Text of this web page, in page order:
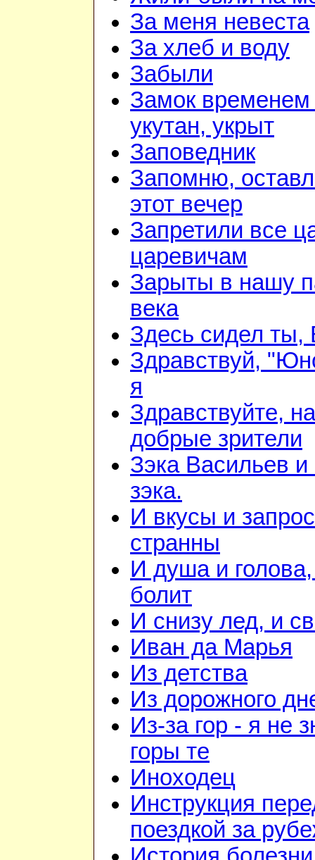
За меня невеста
За хлеб и воду
Забыли
Замок временем
укутан, укрыт
Заповедник
Запомню,
этот вечер
Запретили все
царевичам
Зарыты в нашу
века
Здесь сидел ты,
Здравствуй,
я
Здравствуйте,
добрые зрители
Зэка Васильев
зэка.
И вкусы и
странны
И душа и
болит
И снизу лед, и
Иван да Марья
Из детства
Из дорожного
Из-за гор - я не
горы те
Иноходец
Инструкция
поездкой за